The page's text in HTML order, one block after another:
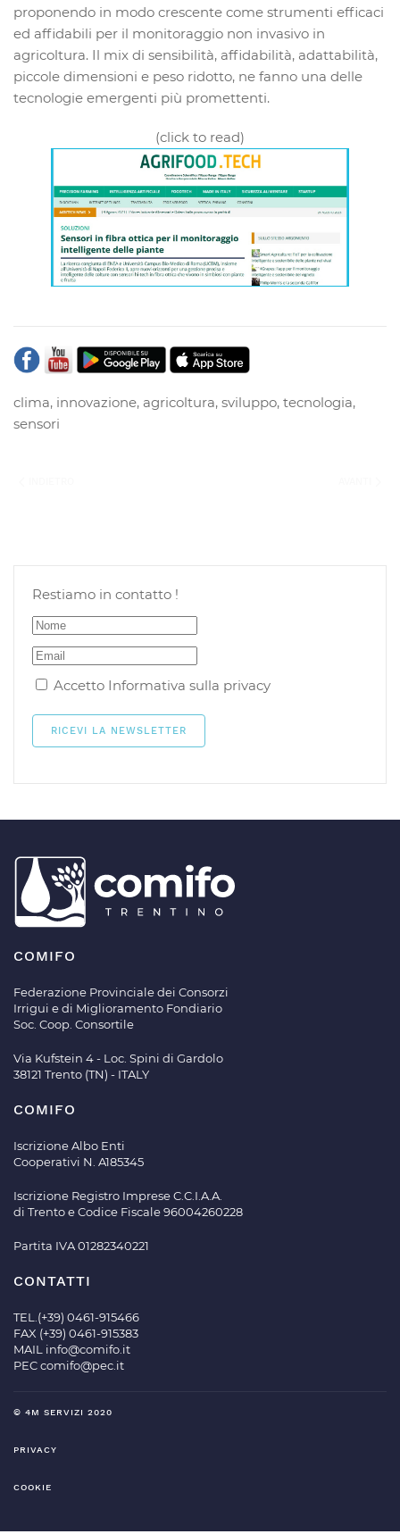
proponendo in modo crescente come strumenti efficaci
ed affidabili per il monitoraggio non invasivo in
agricoltura. Il mix di sensibilità, affidabilità, adattabilità,
piccole dimensioni e peso ridotto, ne fanno una delle
tecnologie emergenti più promettenti.
(click to read)
clima, innovazione, agricoltura, sviluppo, tecnologia,
sensori
Restiamo in contatto !
Accetto Informativa sulla privacy
COMIFO
Federazione Provinciale dei Consorzi
Irrigui e di Miglioramento Fondiario
Soc. Coop. Consortile
Via Kufstein 4 - Loc. Spini di Gardolo
38121 Trento (TN) - ITALY
COMIFO
Iscrizione Albo Enti
Cooperativi N. A185345
Iscrizione Registro Imprese C.C.I.A.A.
di Trento e Codice Fiscale 96004260228
Partita IVA 01282340221
CONTATTI
TEL.(+39) 0461-915466
FAX (+39) 0461-915383
MAIL info@comifo.it
PECcomifo@pec.it
© 4M SERVIZI 2020
PRIVACY
COOKIE